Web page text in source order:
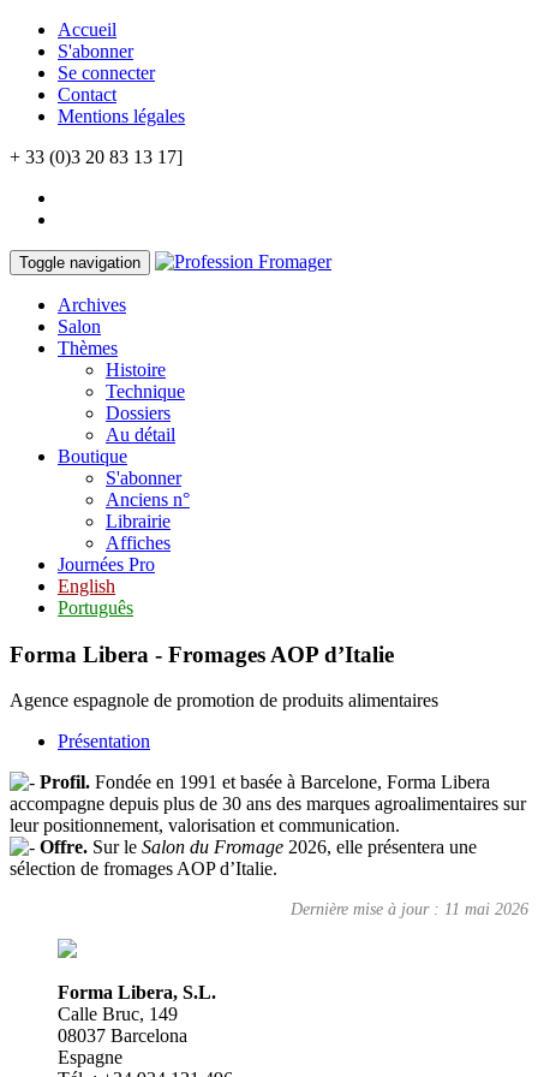
Accueil
S'abonner
Se connecter
Contact
Mentions légales
+ 33 (0)3 20 83 13 17]
Toggle navigation
Archives
Salon
Thèmes
Histoire
Technique
Dossiers
Au détail
Boutique
S'abonner
Anciens n°
Librairie
Affiches
Journées Pro
English
Português
Forma Libera - Fromages AOP d’Italie
Agence espagnole de promotion de produits alimentaires
Présentation
Profil. Fondée en 1991 et basée à Barcelone, Forma Libera
accompagne depuis plus de 30 ans des marques agroalimentaires sur
leur positionnement, valorisation et communication.
Offre. Sur le Salon du Fromage 2026, elle présentera une
sélection de fromages AOP d’Italie.
Dernière mise à jour : 11 mai 2026
Forma Libera, S.L.
Calle Bruc, 149
08037 Barcelona
Espagne